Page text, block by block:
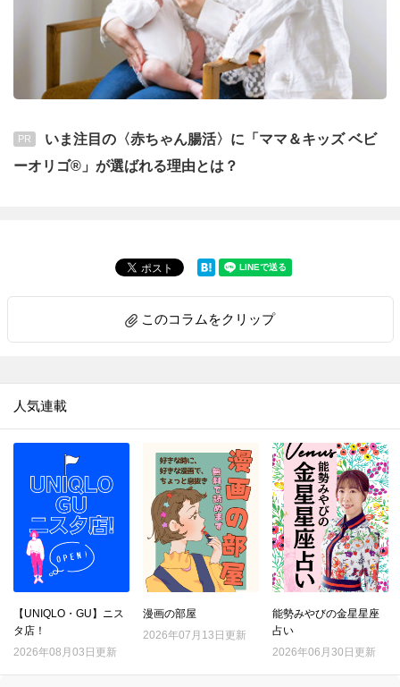
PR
いま注目の〈赤ちゃん腸活〉に「ママ＆キッズ ベビ
ーオリゴ®」が選ばれる理由とは？
このコラムをクリップ
人気連載
【UNIQLO・GU】ニス
タ店！
2026年08月03日更新
漫画の部屋
2026年07月13日更新
能勢みやびの金星星座
占い
2026年06月30日更新